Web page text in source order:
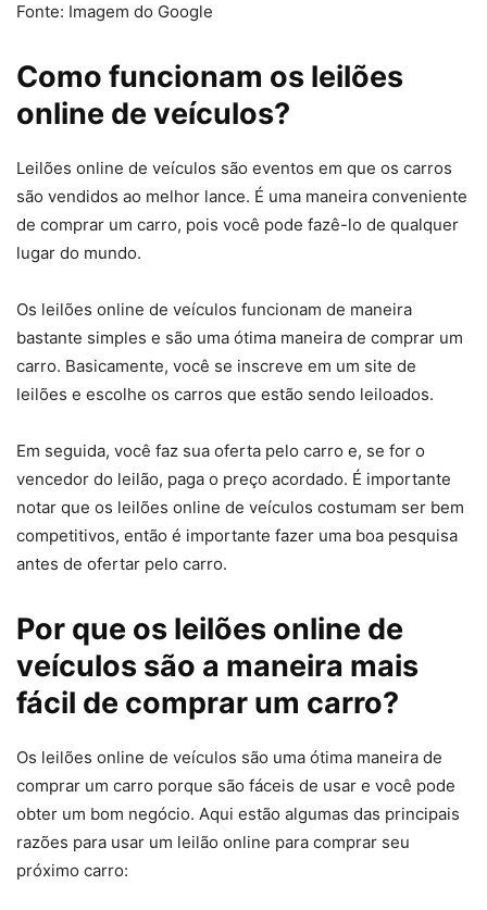
Fonte: Imagem do Google
Como funcionam os leilões
online de veículos?
Leilões online de veículos são eventos em que os carros
são vendidos ao melhor lance. É uma maneira conveniente
de comprar um carro, pois você pode fazê-lo de qualquer
lugar do mundo.
Os leilões online de veículos funcionam de maneira
bastante simples e são uma ótima maneira de comprar um
carro. Basicamente, você se inscreve em um site de
leilões e escolhe os carros que estão sendo leiloados.
Em seguida, você faz sua oferta pelo carro e, se for o
vencedor do leilão, paga o preço acordado. É importante
notar que os leilões online de veículos costumam ser bem
competitivos, então é importante fazer uma boa pesquisa
antes de ofertar pelo carro.
Por que os leilões online de
veículos são a maneira mais
fácil de comprar um carro?
Os leilões online de veículos são uma ótima maneira de
comprar um carro porque são fáceis de usar e você pode
obter um bom negócio. Aqui estão algumas das principais
razões para usar um leilão online para comprar seu
próximo carro: